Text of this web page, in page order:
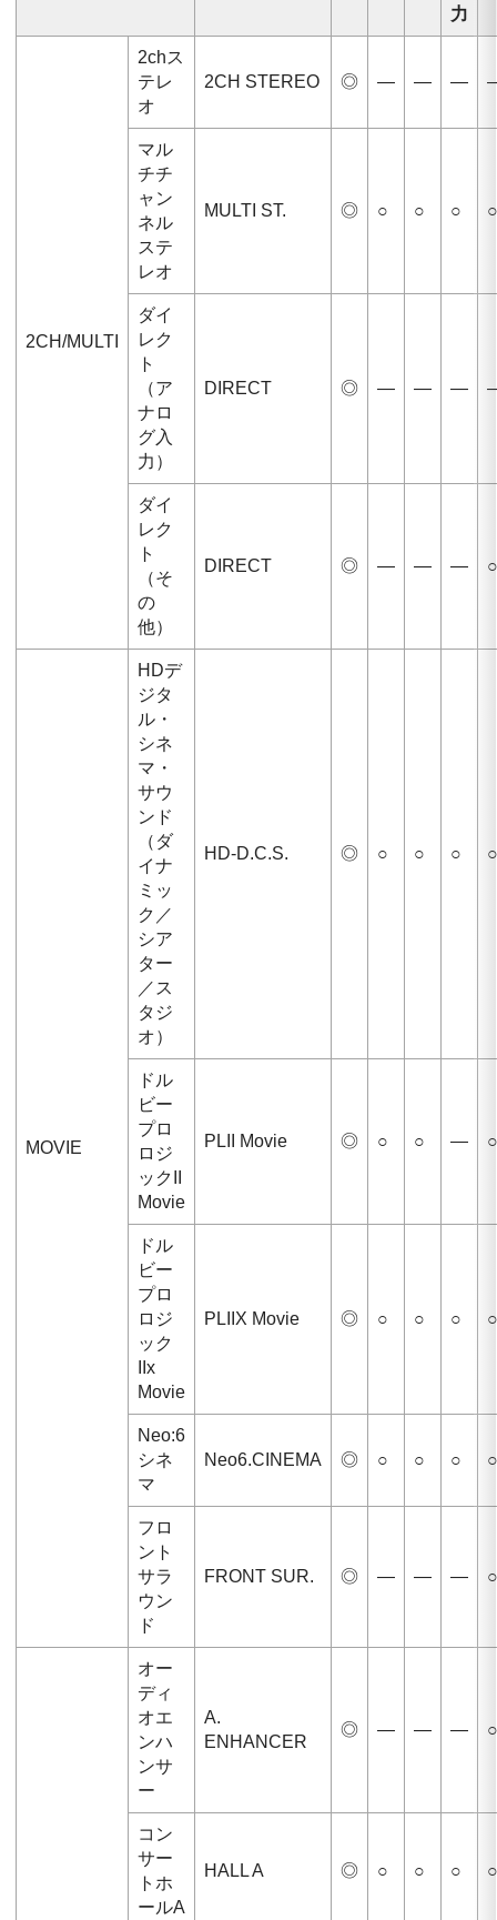
力
2CH/MULTI
2chス
テレ
オ
2CH STEREO ◎ — — —
マル
チチ
ャン
ネル
ステ
レオ
MULTI ST. ◎ ○ ○ ○ ○
ダイ
レク
ト
（ア
ナロ
グ入
力）
DIRECT ◎ — — —
ダイ
レク
ト
（そ
の
他）
DIRECT ◎ — — —
MOVIE
HDデ
ジタ
ル・
シネ
マ・
サウ
ンド
（ダ
イナ
ミッ
ク／
シア
ター
／ス
タジ
オ）
HD-D.C.S. ◎ ○ ○ ○ ○
ドル
ビー
プロ
ロジ
ックII
Movie
PLII Movie ◎ ○ ○ — ○
ドル
ビー
プロ
ロジ
ック
IIx
Movie
PLIIX Movie ◎ ○ ○ ○ ○
Neo:6
シネ
マ
Neo6.CINEMA ◎ ○ ○ ○
フロ
ント
サラ
ウン
ド
FRONT SUR. ◎ — — —
オー
ディ
オエ
ンハ
ンサ
ー
A.
ENHANCER
◎ — — —
コン
サー
トホ
ールA
HALL A ◎ ○ ○ ○